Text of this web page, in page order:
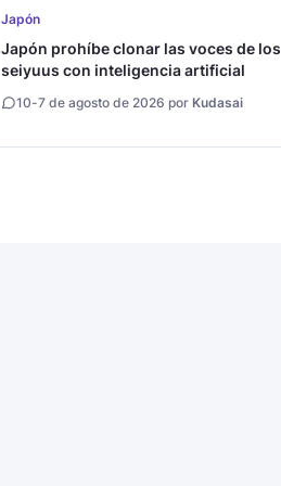
Japón
Japón prohíbe clonar las voces de los
seiyuus con inteligencia artificial
10-7 de agosto de 2026 por Kudasai